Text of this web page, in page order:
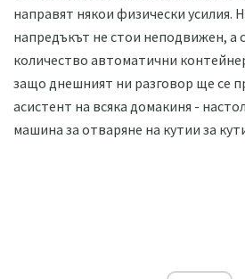
направят някои физически усилия.
напредъкът не стои неподвижен, а
количество автоматични
защо днешният ни разговор ще се
асистент на всяка домакиня -
машина за отваряне на кутии за